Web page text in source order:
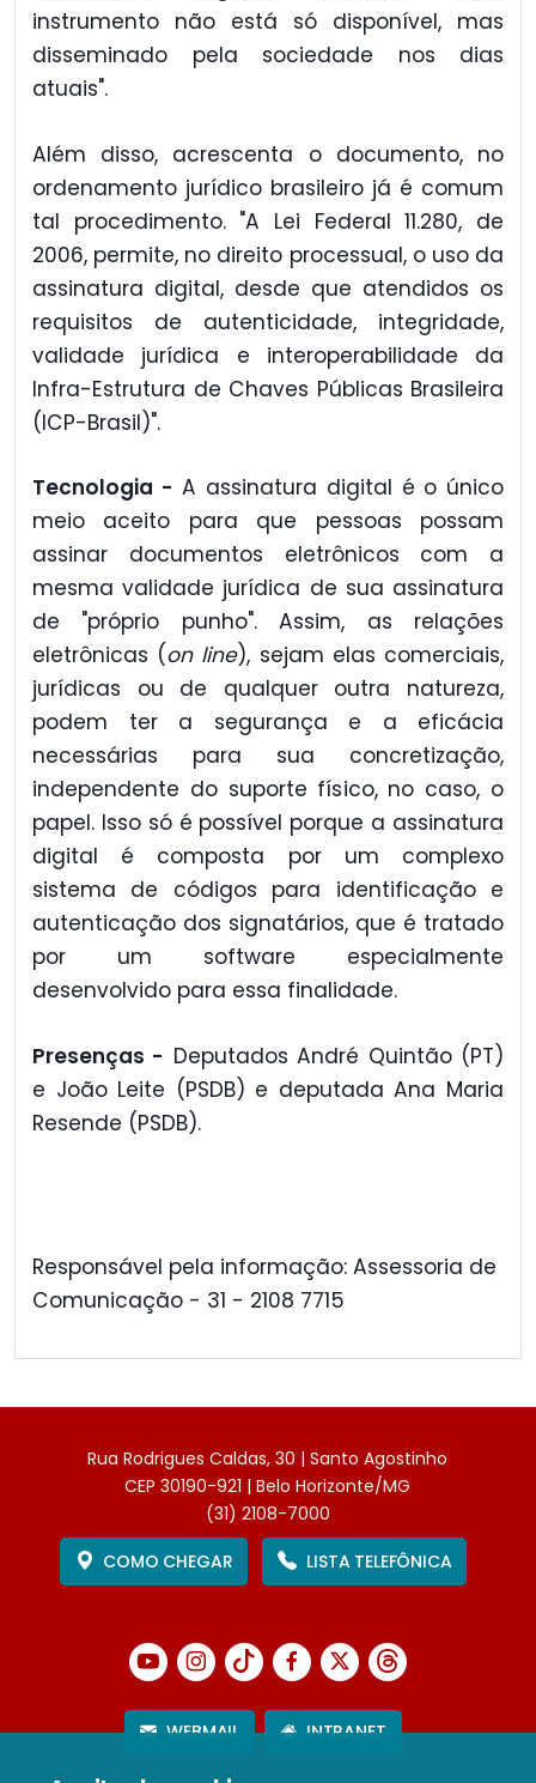
instrumento não está só disponível, mas
disseminado pela sociedade nos dias
atuais".
Além disso, acrescenta o documento, no
ordenamento jurídico brasileiro já é comum
tal procedimento. "A Lei Federal 11.280, de
2006, permite, no direito processual, o uso da
assinatura digital, desde que atendidos os
requisitos de autenticidade, integridade,
validade jurídica e interoperabilidade da
Infra-Estrutura de Chaves Públicas Brasileira
(ICP-Brasil)".
Tecnologia - A assinatura digital é o único
meio aceito para que pessoas possam
assinar documentos eletrônicos com a
mesma validade jurídica de sua assinatura
de "próprio punho". Assim, as relações
eletrônicas (on line), sejam elas comerciais,
jurídicas ou de qualquer outra natureza,
podem ter a segurança e a eficácia
necessárias para sua concretização,
independente do suporte físico, no caso, o
papel. Isso só é possível porque a assinatura
digital é composta por um complexo
sistema de códigos para identificação e
autenticação dos signatários, que é tratado
por um software especialmente
desenvolvido para essa finalidade.
Presenças - Deputados André Quintão (PT)
e João Leite (PSDB) e deputada Ana Maria
Resende (PSDB).
Responsável pela informação: Assessoria de
Comunicação - 31 - 2108 7715
Rua Rodrigues Caldas, 30 | Santo Agostinho
CEP 30190-921 | Belo Horizonte/MG
(31) 2108-7000
COMO CHEGAR
LISTA TELEFÔNICA
WEBMAIL INTRANET